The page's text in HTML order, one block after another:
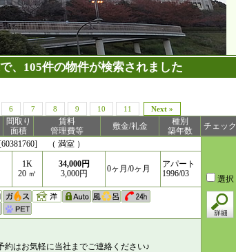
、105件の物件が検索されました
6 7 8 9 10 11 Next »
間取り
面積
賃料
管理費等
敷金/礼金
種別
築年数
チェック
（ 満室 ）
選択
1K
20 ㎥
34,000円
3,000円
0ヶ月/0ヶ月
アパート
1996/03
約はお気軽に当社までご連絡ください♪